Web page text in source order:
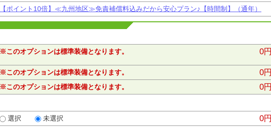
【ポイント10倍】≪九州地区≫免責補償料込みだから安心プラン♪【時間制】（通年）
※このオプションは標準装備となります。 0円
※このオプションは標準装備となります。 0円
※このオプションは標準装備となります。 0円
選択 未選択 0円